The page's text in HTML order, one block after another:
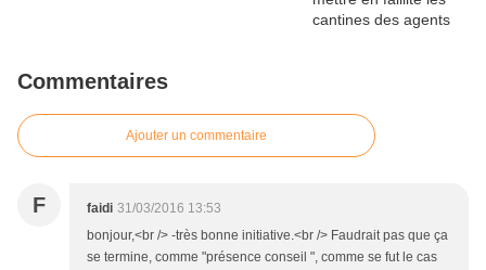
Commentaires
Ajouter un commentaire
F faidi 31/03/2016 13:53
bonjour,<br /> -très bonne initiative.<br /> Faudrait pas que ça
se termine, comme "présence conseil ", comme se fut le cas